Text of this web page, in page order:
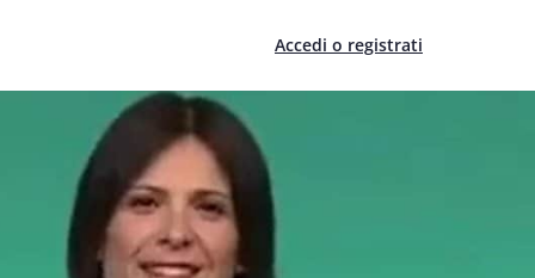
Accedi o registrati